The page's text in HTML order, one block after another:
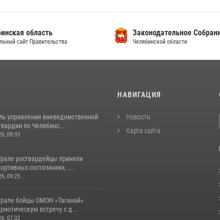
область
сайт Правительства
Законодательное
Челябинской области
управления вневедомственной
по Челябинс...
09:33
росгвардейцы приняли
состязаниях, ...
09:25
бойцы ОМОН «Таганай»
встречу с д...
07:32
НАВИГАЦИЯ
Новости
Карта сайта